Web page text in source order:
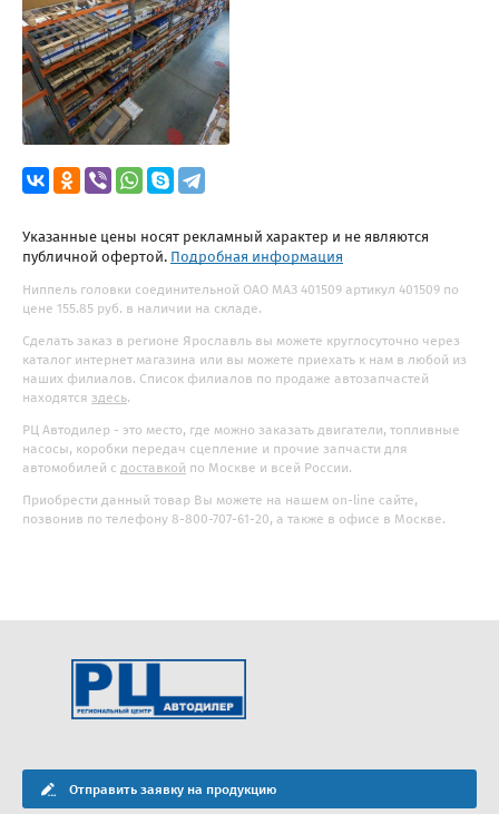
Указанные цены носят рекламный характер и не являются
публичной офертой. Подробная информация
Ниппель головки соединительной ОАО МАЗ 401509 артикул 401509 по
цене 155.85 руб. в наличии на складе.
Сделать заказ в регионе Ярославль вы можете круглосуточно через
каталог интернет магазина или вы можете приехать к нам в любой из
наших филиалов. Список филиалов по продаже автозапчастей
находятся здесь.
РЦ Автодилер - это место, где можно заказать двигатели, топливные
насосы, коробки передач сцепление и прочие запчасти для
автомобилей с доставкой по Москве и всей России.
Приобрести данный товар Вы можете на нашем on-line сайте,
позвонив по телефону 8-800-707-61-20, а также в офисе в Москве.
Отправить заявку на продукцию